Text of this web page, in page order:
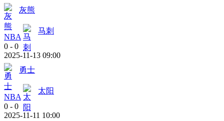
灰熊
NBA
马刺
0 - 0
2025-11-13 09:00
勇士
NBA
太阳
0 - 0
2025-11-11 10:00